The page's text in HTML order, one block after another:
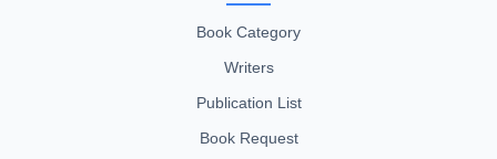
Book Category
Writers
Publication List
Book Request